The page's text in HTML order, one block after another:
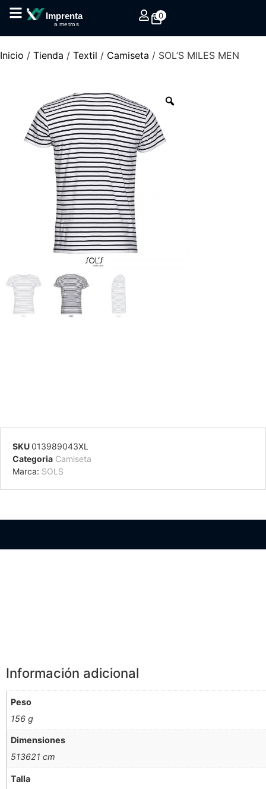
Imprenta
a metros
0
Inicio / Tienda / Textil / Camiseta / SOL’S MILES MEN
SKU013989043XL
Categoria Camiseta
Marca: SOLS
Información adicional
Peso
156 g
Dimensiones
513621 cm
Talla